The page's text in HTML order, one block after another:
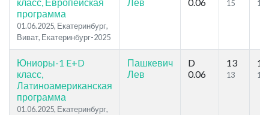
программа
01.06.2025, Екатеринбург,
Виват, Екатеринбург-2025
15 16
Юниоры-1 E+D
класс,
Латиноамериканская
программа
01.06.2025, Екатеринбург,
Пашкевич
Лев
D
0.06
13
13
17
16